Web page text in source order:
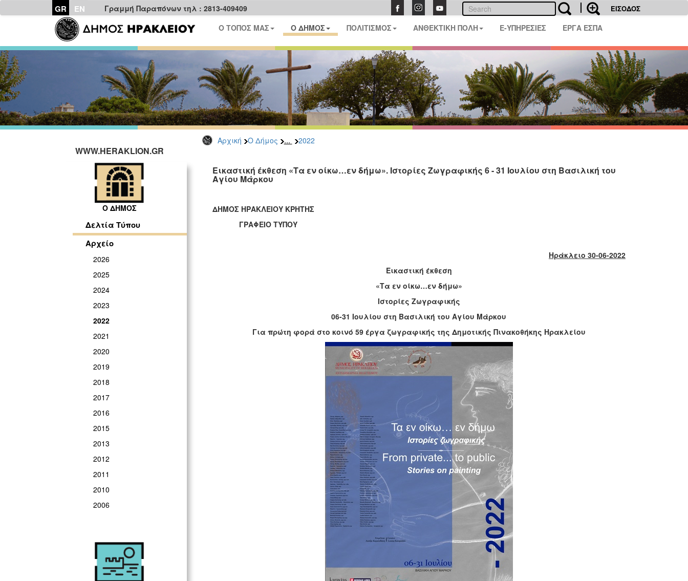
GR EN Γραμμή Παραπόνων τηλ : 2813-409409 ΕΙΣΟΔΟΣ
Ο ΤΟΠΟΣ ΜΑΣ Ο ΔΗΜΟΣ ΠΟΛΙΤΙΣΜΟΣ ΑΝΘΕΚΤΙΚΗ ΠΟΛΗ E-ΥΠΗΡΕΣΙΕΣ ΕΡΓΑ ΕΣΠΑ
Αρχική Ο Δήμος ... 2022
WWW.HERAKLION.GR
Ο ΔΗΜΟΣ
Δελτία Τύπου
Αρχείο
2026
2025
2024
2023
2022
2021
2020
2019
2018
2017
2016
2015
2013
2012
2011
2010
2006
Εικαστική έκθεση «Τα εν οίκω…εν δήμω». Ιστορίες Ζωγραφικής 6 - 31 Ιουλίου στη Βασιλική του
Αγίου Μάρκου
ΔΗΜΟΣ ΗΡΑΚΛΕΙΟΥ ΚΡΗΤΗΣ
ΓΡΑΦΕΙΟ ΤΥΠΟΥ
Ηράκλειο 30-06-2022
Εικαστική έκθεση
«Τα εν οίκω…εν δήμω»
Ιστορίες Ζωγραφικής
06-31 Ιουλίου στη Βασιλική του Αγίου Μάρκου
Για πρώτη φορά στο κοινό 59 έργα ζωγραφικής της Δημοτικής Πινακοθήκης Ηρακλείου